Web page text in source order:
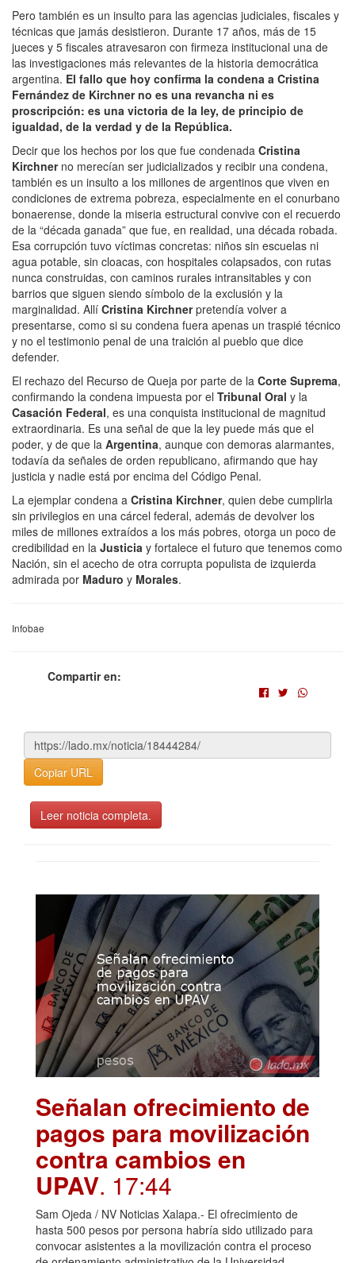
Pero también es un insulto para las agencias judiciales, fiscales y
técnicas que jamás desistieron. Durante 17 años, más de 15
jueces y 5 fiscales atravesaron con firmeza institucional una de
las investigaciones más relevantes de la historia democrática
argentina. El fallo que hoy confirma la condena a Cristina
Fernández de Kirchner no es una revancha ni es
proscripción: es una victoria de la ley, de principio de
igualdad, de la verdad y de la República.
Decir que los hechos por los que fue condenada Cristina
Kirchnerno merecían ser judicializados y recibir una condena,
también es un insulto a los millones de argentinos que viven en
condiciones de extrema pobreza, especialmente en el conurbano
bonaerense, donde la miseria estructural convive con el recuerdo
de la “década ganada” que fue, en realidad, una década robada.
Esa corrupción tuvo víctimas concretas: niños sin escuelas ni
agua potable, sin cloacas, con hospitales colapsados, con rutas
nunca construidas, con caminos rurales intransitables y con
barrios que siguen siendo símbolo de la exclusión y la
marginalidad. Allí Cristina Kirchnerpretendía volver a
presentarse, como si su condena fuera apenas un traspié técnico
y no el testimonio penal de una traición al pueblo que dice
defender.
El rechazo del Recurso de Queja por parte de la Corte Suprema,
confirmando la condena impuesta por el Tribunal Oral y la
Casación Federal, es una conquista institucional de magnitud
extraordinaria. Es una señal de que la ley puede más que el
poder, y de que la Argentina, aunque con demoras alarmantes,
todavía da señales de orden republicano, afirmando que hay
justicia y nadie está por encima del Código Penal.
La ejemplar condena a Cristina Kirchner, quien debe cumplirla
sin privilegios en una cárcel federal, además de devolver los
miles de millones extraídos a los más pobres, otorga un poco de
credibilidad en la Justicia y fortalece el futuro que tenemos como
Nación, sin el acecho de otra corrupta populista de izquierda
admirada por Maduro y Morales.
Infobae
Compartir en:
Copiar URL
Leer noticia completa.
Señalan ofrecimiento de
pagos para movilización
contra cambios en
UPAV. 17:44
Sam Ojeda / NV Noticias Xalapa.- El ofrecimiento de
hasta 500 pesos por persona habría sido utilizado para
convocar asistentes a la movilización contra el proceso